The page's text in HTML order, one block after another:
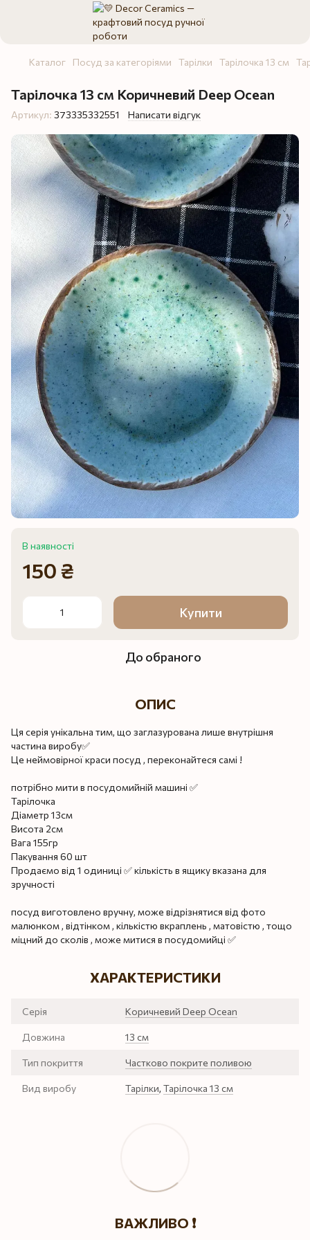
Каталог Посуд за категоріями Тарілки Тарілочка 13 см
Тарілочка 13 см Коричневий Deep Ocean
Артикул: 373335332551 Написати відгук
В наявності
150 ₴
Купити
До обраного
ОПИС
Ця серія унікальна тим, що заглазурована лише внутрішня
частина виробу✅
Це неймовірної краси посуд , переконайтеся самі !
потрібно мити в посудомийній машині ✅
Тарілочка
Діаметр 13см
Висота 2см
Вага 155гр
Пакування 60 шт
Продаємо від 1 одиниці ✅ кількість в ящику вказана для
зручності
посуд виготовлено вручну, може відрізнятися від фото
малюнком , відтінком , кількістю вкраплень , матовістю , тощо
міцний до сколів , може митися в посудомийці ✅
ХАРАКТЕРИСТИКИ
Серія Коричневий Deep Ocean
Довжина 13 см
Тип покриття Частково покрите поливою
Вид виробу Тарілки, Тарілочка 13 см
ВАЖЛИВО ❗️